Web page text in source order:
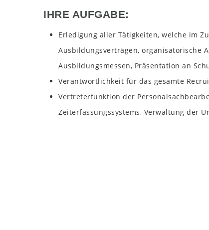
IHRE AUFGABE:
Erledigung aller Tätigkeiten, welche im
Ausbildungsverträgen, organisatorische
Ausbildungsmessen, Präsentation an
Verantwortlichkeit für das gesamte
Vertreterfunktion der
Zeiterfassungssystems, Verwaltung der